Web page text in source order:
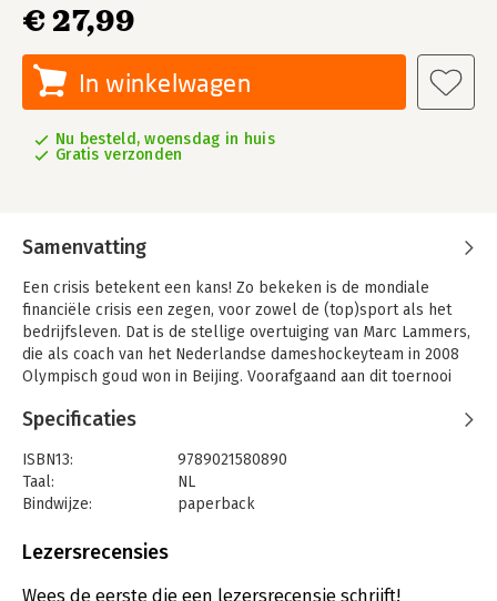
€ 27,99
In winkelwagen
Nu besteld, woensdag in huis
Gratis verzonden
Samenvatting
Een crisis betekent een kans! Zo bekeken is de mondiale
financiële crisis een zegen, voor zowel de (top)sport als het
bedrijfsleven. Dat is de stellige overtuiging van Marc Lammers,
die als coach van het Nederlandse dameshockeyteam in 2008
Olympisch goud won in Beijing. Voorafgaand aan dit toernooi
Maar Lammers wist de vermeende nadelen om te zetten in
In 'Yes! Een crisis' vertelt hij over de heilzame werking die
crisissituaties kunnen hebben op een groep mensen. Aan de
hand van tal van concrete praktijkvoorbeelden laat hij zien dat
alleen in de sport, maar juist ook in het bedrijfsleven. Je hoeft
Specificaties
ISBN13:
9789021580890
Taal:
NL
Bindwijze:
paperback
Uitgever:
Verschijningsdatum:
24-11-2020
Lezersrecensies
Wees de eerste die een lezersrecensie schrijft!